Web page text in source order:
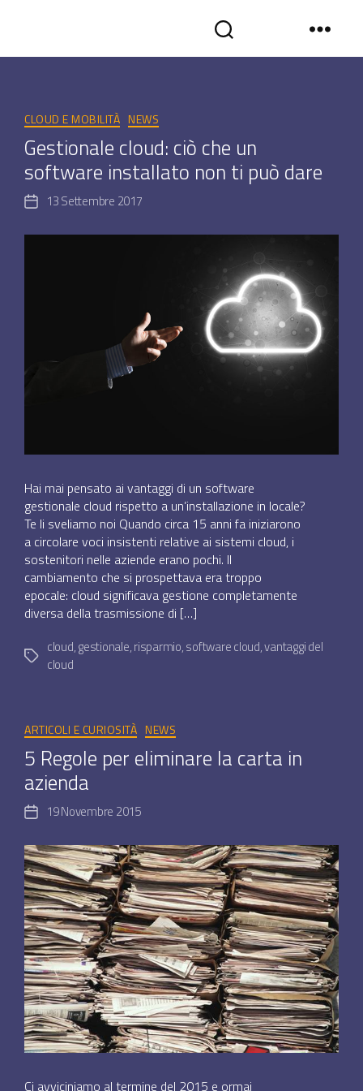
Gestionale
assistenza
tecnica
in
risparmio
CLOUD E MOBILITÀ NEWS
Gestionale cloud: ciò che un
software installato non ti può dare
Data13 Settembre 2017
Hai mai pensato ai vantaggi di un software
gestionale cloud rispetto a un’installazione in locale?
Te li sveliamo noi Quando circa 15 anni fa iniziarono
a circolare voci insistenti relative ai sistemi cloud, i
sostenitori nelle aziende erano pochi. Il
cambiamento che si prospettava era troppo
epocale: cloud significava gestione completamente
diversa della trasmissione di […]
Tag
cloud,gestionale,risparmio,software cloud,vantaggi del
cloud
ARTICOLI E CURIOSITÀ NEWS
5 Regole per eliminare la carta in
azienda
Data19 Novembre 2015
Ci avviciniamo al termine del 2015 e ormai